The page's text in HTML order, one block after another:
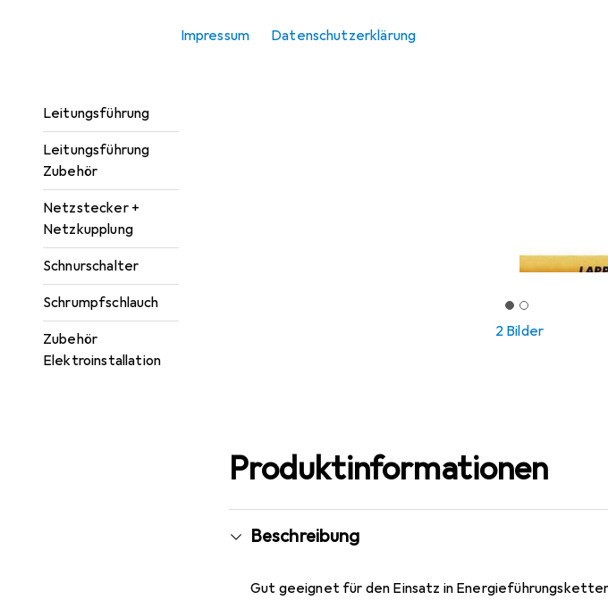
Impressum Datenschutzerklärung
Leitungsführung
Leitungsführung
Zubehör
Netzstecker +
Netzkupplung
Schnurschalter
Schrumpfschlauch
Zubehör
Elektroinstallation
2 Bilder
Produktinformationen
Beschreibung
Gut geeignet für den Einsatz in